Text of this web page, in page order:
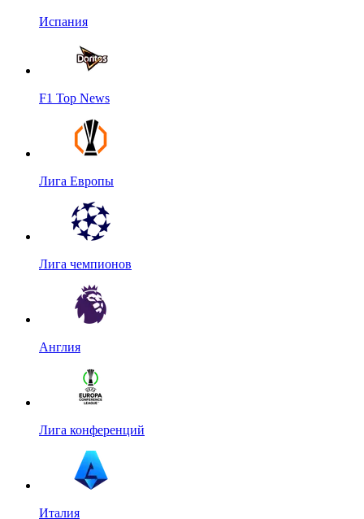
Испания
F1 Top News
Лига Европы
Лига чемпионов
Англия
Лига конференций
Италия